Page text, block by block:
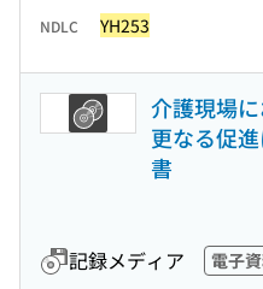
NDLC YH253
介護現場
更なる促
書
記録メディア 電子